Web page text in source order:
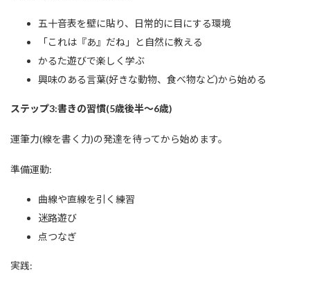
五十音表を壁に貼り、日常的に目にする環境
「これは『あ』だね」と自然に教える
かるた遊びで楽しく学ぶ
興味のある言葉(好きな動物、食べ物など)から始める
ステップ3:書きの習慣(5歳後半〜6歳)
運筆力(線を書く力)の発達を待ってから始めます。
準備運動:
曲線や直線を引く練習
迷路遊び
点つなぎ
実践: